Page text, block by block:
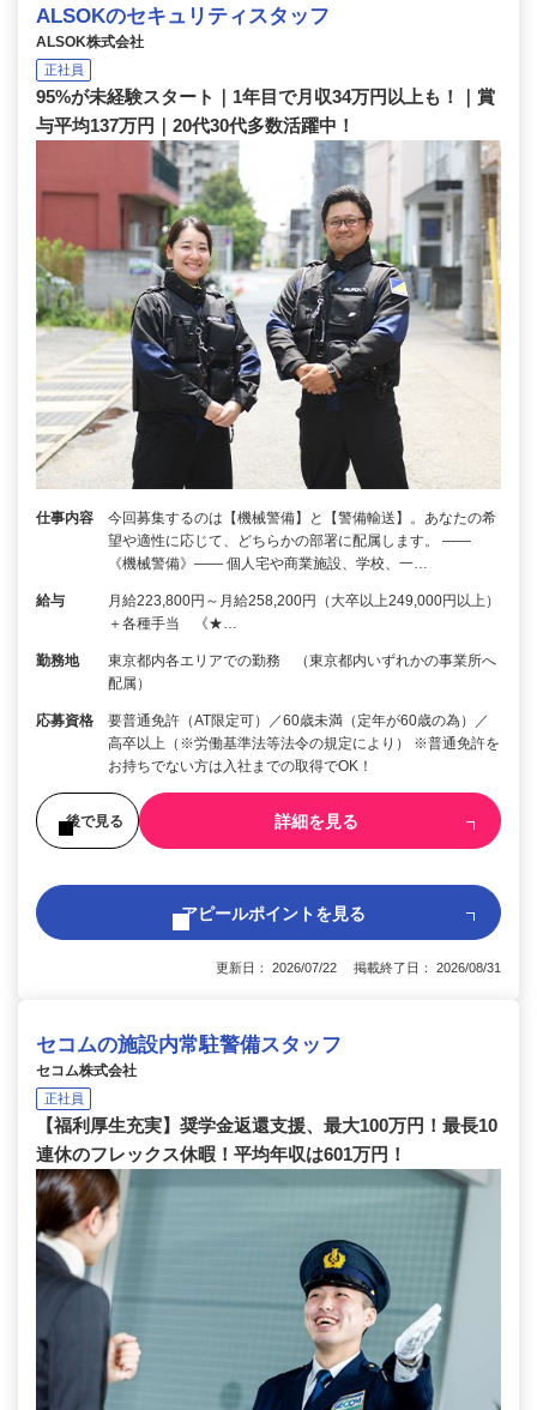
ALSOKのセキュリティスタッフ
ALSOK株式会社
正社員
95%が未経験スタート｜1年目で月収34万円以上も！｜賞
与平均137万円｜20代30代多数活躍中！
仕事内容
今回募集するのは【機械警備】と【警備輸送】。あなたの希
望や適性に応じて、どちらかの部署に配属します。 ――
《機械警備》―― 個人宅や商業施設、学校、一…
給与
月給223,800円～月給258,200円（大卒以上249,000円以上）
＋各種手当 《★…
勤務地
東京都内各エリアでの勤務 （東京都内いずれかの事業所へ
配属）
応募資格
要普通免許（AT限定可）／60歳未満（定年が60歳の為）／
高卒以上（※労働基準法等法令の規定により） ※普通免許を
お持ちでない方は入社までの取得でOK！
後で見る 詳細を見る
アピールポイントを見る
更新日： 2026/07/22 掲載終了日： 2026/08/31
セコムの施設内常駐警備スタッフ
セコム株式会社
正社員
【福利厚生充実】奨学金返還支援、最大100万円！最長10
連休のフレックス休暇！平均年収は601万円！